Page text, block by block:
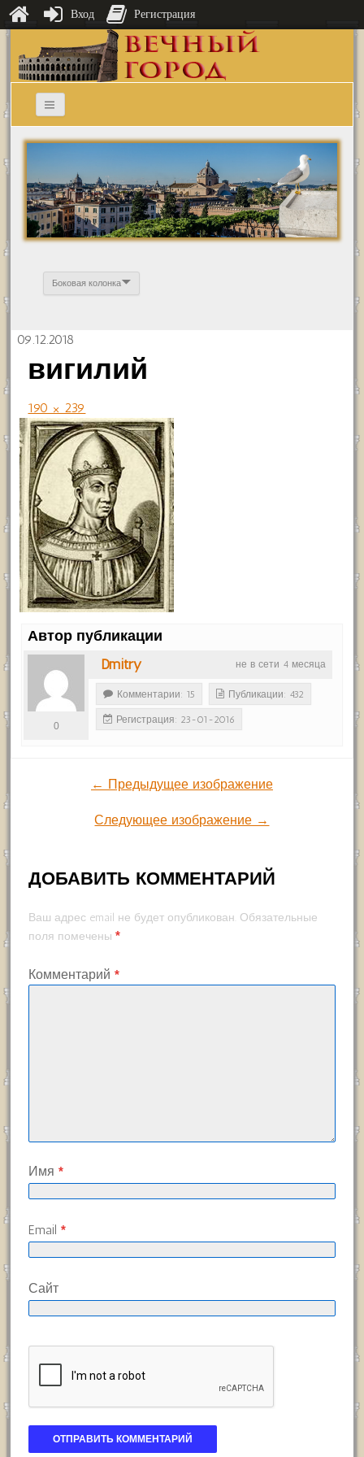
Боковая колонка
09.12.2018
вигилий
190 × 239
Автор публикации
не в сети 4 месяца
Dmitry
0
Комментарии: 15 Публикации: 432
Регистрация: 23-01-2016
← Предыдущее изображение
Следующее изображение →
ДОБАВИТЬ КОММЕНТАРИЙ
Ваш адрес email не будет опубликован. Обязательные
поля помечены *
Комментарий *
Имя *
Email *
Сайт
Вход Регистрация